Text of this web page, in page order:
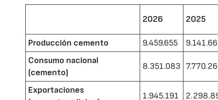
2026 2025
Producción cemento 9.459.655
Consumo nacional
(cemento)
8.351.083
Exportaciones
1.945.191